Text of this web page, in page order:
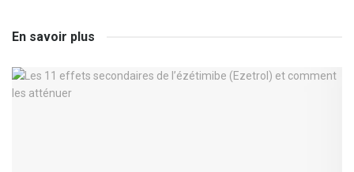
En savoir plus